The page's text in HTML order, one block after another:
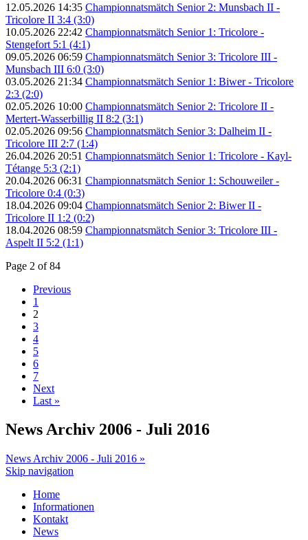
12.05.2026 14:35 Championnatsmätch Senior 2: Munsbach II -
Tricolore II 3:4 (3:0)
10.05.2026 22:42 Championnatsmätch Senior 1: Tricolore -
Stengefort 5:1 (4:1)
09.05.2026 06:59 Championnatsmätch Senior 3: Tricolore III -
Munsbach III 6:0 (3:0)
03.05.2026 21:34 Championnatsmätch Senior 1: Biwer - Tricolore
2:3 (2:0)
02.05.2026 10:00 Championnatsmätch Senior 2: Tricolore II -
Mertert-Wasserbillig II 8:2 (3:1)
02.05.2026 09:56 Championnatsmätch Senior 3: Dalheim II -
Tricolore III 2:7 (1:4)
26.04.2026 20:51 Championnatsmätch Senior 1: Tricolore - Kayl-
Tétange 5:3 (2:1)
20.04.2026 06:31 Championnatsmätch Senior 1: Schouweiler -
Tricolore 0:4 (0:3)
18.04.2026 09:04 Championnatsmätch Senior 2: Biwer II -
Tricolore II 1:2 (0:2)
18.04.2026 08:59 Championnatsmätch Senior 3: Tricolore III -
Aspelt II 5:2 (1:1)
Page 2 of 84
Previous
1
2
3
4
5
6
7
Next
Last »
News Archiv 2006 - Juli 2016
News Archiv 2006 - Juli 2016 »
Skip navigation
Home
Informationen
Kontakt
News